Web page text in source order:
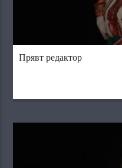
Прявт редактор